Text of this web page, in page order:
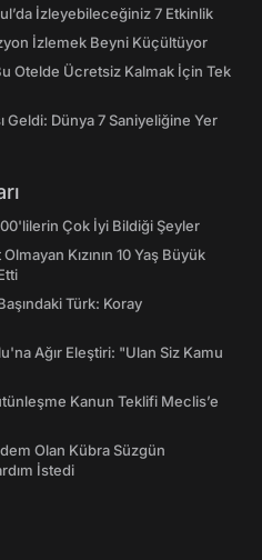
İzleyebileceğiniz 7 Etkinlik
İzlemek Beyni Küçültüyor
Otelde Ücretsiz Kalmak İçin Tek
Geldi: Dünya 7 Saniyeliğine Yer
Çok İyi Bildiği Şeyler
Kızının 10 Yaş Büyük
Türk: Koray
Ağır Eleştiri: "Ulan Siz Kamu
Kanun Teklifi Meclis’e
Olan Kübra Süzgün
İstedi